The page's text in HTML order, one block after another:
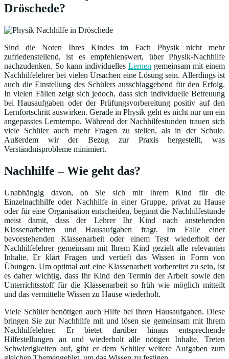
Dröschede?
Sind die Noten Ihres Kindes im Fach Physik nicht mehr
zufriedenstellend, ist es empfehlenswert, über Physik-Nachhilfe
nachzudenken. So kann individuelles Lernen gemeinsam mit einem
Nachhilfelehrer bei vielen Ursachen eine Lösung sein. Allerdings ist
auch die Einstellung des Schülers ausschlaggebend für den Erfolg.
In vielen Fällen zeigt sich jedoch, dass sich individuelle Betreuung
bei Hausaufgaben oder der Prüfungsvorbereitung positiv auf den
Lernfortschritt auswirken. Gerade in Physik geht es nicht nur um ein
angepasstes Lerntempo. Während der Nachhilfestunden trauen sich
viele Schüler auch mehr Fragen zu stellen, als in der Schule.
Außerdem wir der Bezug zur Praxis hergestellt, was
Verständnisprobleme minimiert.
Nachhilfe – Wie geht das?
Unabhängig davon, ob Sie sich mit Ihrem Kind für die
Einzelnachhilfe oder Nachhilfe in einer Gruppe, privat zu Hause
oder für eine Organisation entscheiden, beginnt die Nachhilfestunde
meist damit, dass der Lehrer Ihr Kind nach anstehenden
Klassenarbeiten und Hausaufgaben fragt. Im Falle einer
bevorstehenden Klassenarbeit oder einem Test wiederholt der
Nachhilfelehrer gemeinsam mit Ihrem Kind gezielt alle relevanten
Inhalte. Er klärt Fragen und vertieft das Wissen in Form von
Übungen. Um optimal auf eine Klassenarbeit vorbereitet zu sein, ist
es daher wichtig, dass Ihr Kind den Termin der Arbeit sowie den
Unterrichtsstoff für die Klassenarbeit so früh wie möglich mitteilt
und das vermittelte Wissen zu Hause wiederholt.
Viele Schüler benötigen auch Hilfe bei Ihren Hausaufgaben. Diese
bringen Sie zur Nachhilfe mit und lösen sie gemeinsam mit Ihrem
Nachhilfelehrer. Er bietet darüber hinaus entsprechende
Hilfestellungen an und wiederholt alle nötigen Inhalte. Treten
Schwierigkeiten auf, gibt er dem Schüler weitere Aufgaben zum